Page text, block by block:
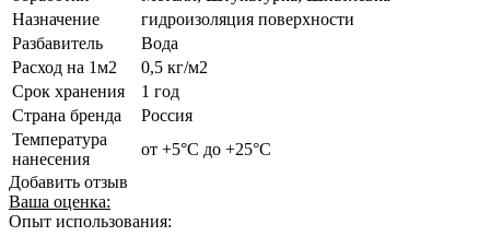
Назначение
гидроизоляция поверхности
Разбавитель
Вода
Расход на 1м2
0,5 кг/м2
Срок хранения
1 год
Страна бренда
Россия
Температура
нанесения
от +5°С до +25°С
Добавить отзыв
Ваша оценка:
Опыт использования: